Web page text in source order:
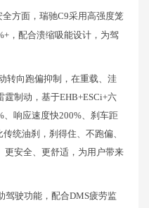
全方面，瑞驰C9采用高强度笼
，配合溃缩吸能设计，为驾
转向跑偏抑制，在重载、洼
制动，基于EHB+ESCi+六
响应速度快200%、刹车距
统油刹，刹得住、不跑偏、
更安全、更舒适，为用户带来
驾驶功能，配合DMS疲劳监